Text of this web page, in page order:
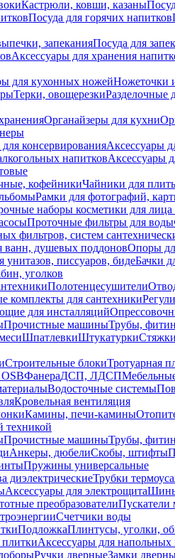
Кастрюли, ковши, казаны
Посуда для горячих напитков
запеканияПосуда для
Аксессуары для хранения
для кухонных ножейНожеточки
Терки, овощерезкиРазделочные
Органайзеры для кухни
консервированияАксессуары
напитковАксессуары
кофейникиЧайники для
Рамки для фотографий,
наборы косметики для лица
Проточные фильтры для воды
фильтров, систем
ванн, душевых поддоновОпоры
писсуаров, бидеБачки
уголков
Полотенцесушители
комплекты для сантехники
для инсталляций
Прочистные машиныТрубы,
ШпатлевкиШтукатурки
Строительные блокиТротуарная
ФанераДСП, ЛДСП
Водосточные системы
Кровельная вентиляция
Камины, печи-камины
техникой
Прочистные машиныТрубы,
Анкеры, дюбелиСкобы, штифты
Пружины универсальные
диэлектрическиеТрубки
Аксессуары для электрощитаШины
преобразователиПускатели
Счетчики воды
ПодложкаПлинтусы, уголки,
Аксессуары для
Ручки дверныеЗамки